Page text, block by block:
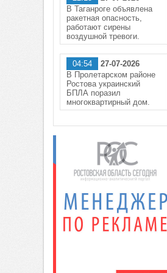
В Таганроге объявлена
ракетная опасность,
работают сирены
воздушной тревоги.
04:54
27-07-2026
В Пролетарском районе
Ростова украинский
БПЛА поразил
многоквартирный дом.